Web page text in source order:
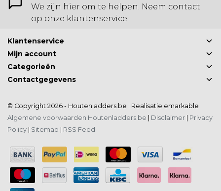
We zijn hier om te helpen. Neem contact
op onze klantenservice.
Klantenservice
Mijn account
Categorieën
Contactgegevens
© Copyright 2026 - Houtenladders.be | Realisatie emarkable
Algemene voorwaarden Houtenladders.be
Disclaimer
Privacy
Policy
Sitemap RSS Feed